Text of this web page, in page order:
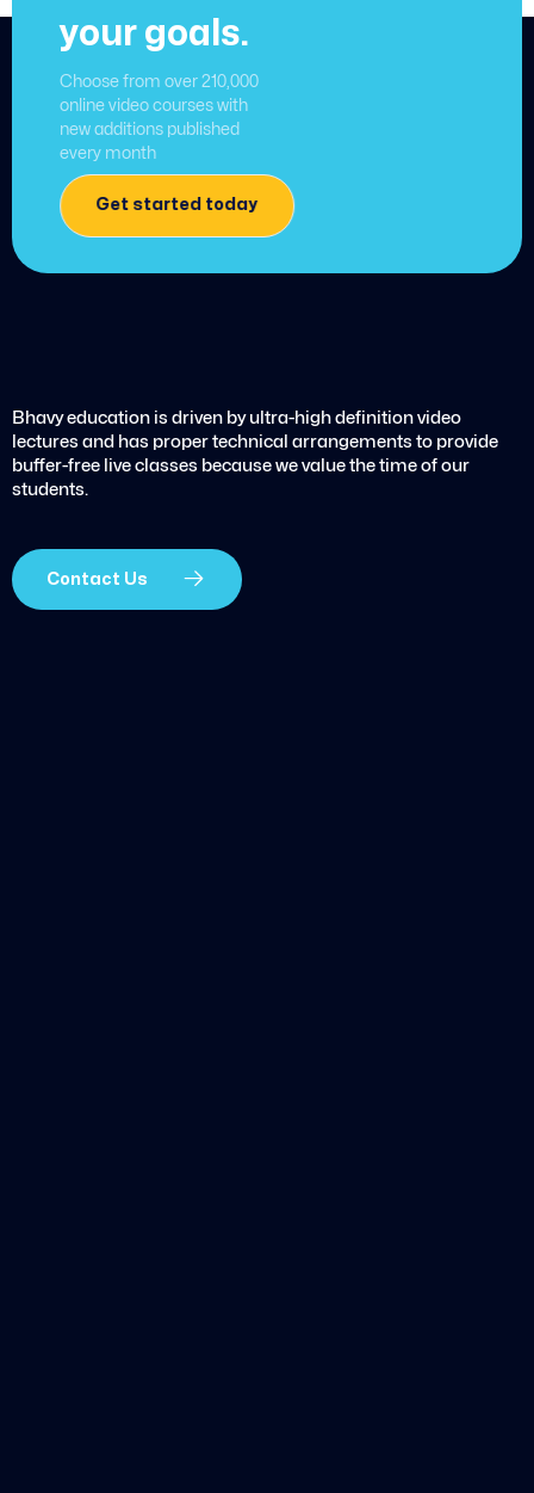
your goals.
Choose from over 210,000
online video courses with
new additions published
every month
Get started today
Bhavy education is driven by ultra-high definition video
lectures and has proper technical arrangements to provide
buffer-free live classes because we value the time of our
students.
Contact Us